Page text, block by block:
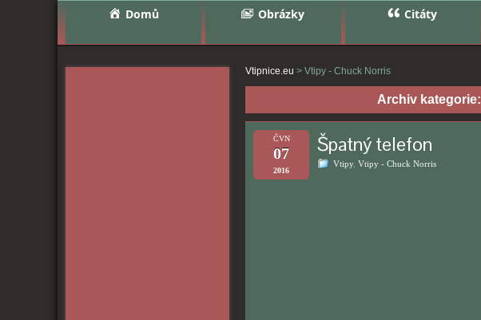
Domů Obrázky Citáty
Vtipnice.eu > Vtipy - Chuck Norris
Archiv kategorie:
ČVN
07
2016
Špatný telefon
Vtipy, Vtipy - Chuck Norris